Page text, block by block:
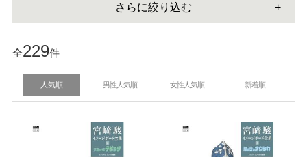
さらに絞り込む
全229件
人気順 男性人気順 女性人気順 新着順